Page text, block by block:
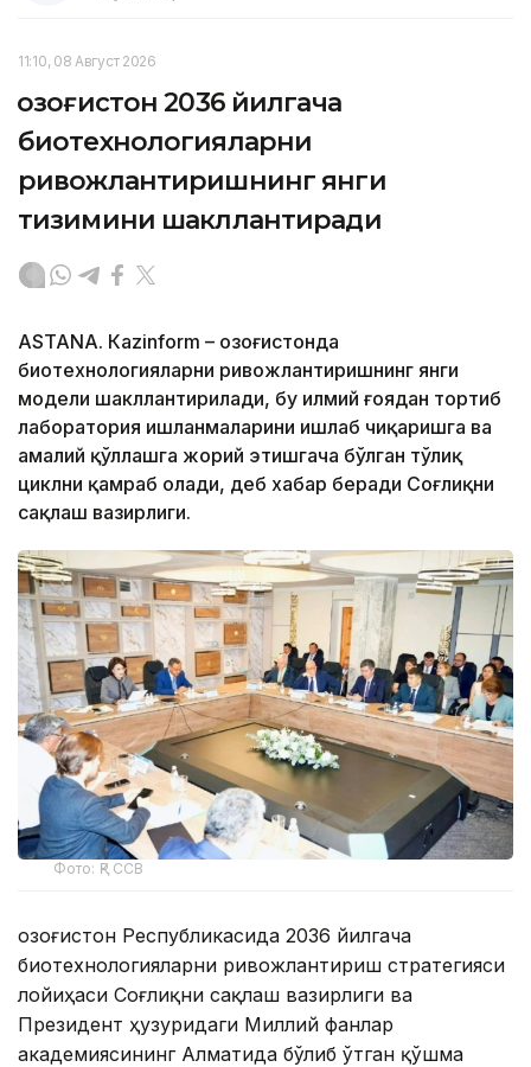
11:10, 08 Август 2026
Қозоғистон 2036 йилгача
биотехнологияларни
ривожлантиришнинг янги
тизимини шакллантиради
ASTANА. Кazinform – Қозоғистонда
биотехнологияларни ривожлантиришнинг янги
модели шакллантирилади, бу илмий ғоядан тортиб
лаборатория ишланмаларини ишлаб чиқаришга ва
амалий қўллашга жорий этишгача бўлган тўлиқ
циклни қамраб олади, деб хабар беради Соғлиқни
сақлаш вазирлиги.
Фото: ҚР ССВ
Қозоғистон Республикасида 2036 йилгача
биотехнологияларни ривожлантириш стратегияси
лойиҳаси Соғлиқни сақлаш вазирлиги ва
Президент ҳузуридаги Миллий фанлар
академиясининг Алматида бўлиб ўтган қўшма